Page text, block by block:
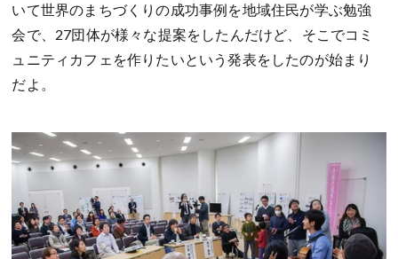
いて世界のまちづくりの成功事例を地域住民が学ぶ勉強
会で、27団体が様々な提案をしたんだけど、そこでコミ
ュニティカフェを作りたいという発表をしたのが始まり
だよ。